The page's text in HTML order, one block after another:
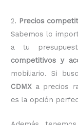
2. Precios
Sabemos lo
a tu
competitivos y
mobiliario. Si
CDMX a precios
es la opción